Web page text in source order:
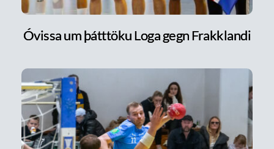
Óvissa um þátttöku Loga gegn Frakklandi